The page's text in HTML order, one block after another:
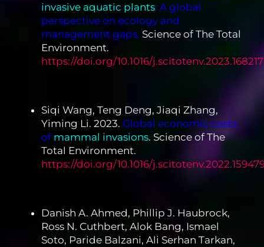
invasive aquatic plants: A global
perspective on ecology and
management gaps. Science of The Total
Environment.
https://doi.org/10.1016/j.scitotenv.2023.168217
Siqi Wang, Teng Deng, Jiaqi Zhang,
Yiming Li. 2023. Global economic costs
of mammal invasions. Science of The
Total Environment.
https://doi.org/10.1016/
Danish A. Ahmed, Phillip J. Haubrock,
Ross N. Cuthbert, Alok Bang, Ismael
Soto, Paride Balzani, Ali Serhan Tarkan,